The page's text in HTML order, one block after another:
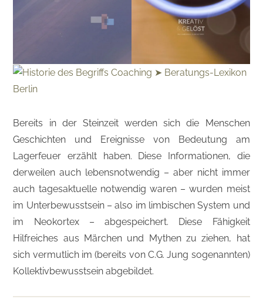
Bereits in der Steinzeit werden sich die Menschen
Geschichten und Ereignisse von Bedeutung am
Lagerfeuer erzählt haben. Diese Informationen, die
derweilen auch lebensnotwendig – aber nicht immer
auch tagesaktuelle notwendig waren – wurden meist
im Unterbewusstsein – also im limbischen System und
im Neokortex – abgespeichert. Diese Fähigkeit
Hilfreiches aus Märchen und Mythen zu ziehen, hat
sich vermutlich im (bereits von C.G. Jung sogenannten)
Kollektivbewusstsein abgebildet.